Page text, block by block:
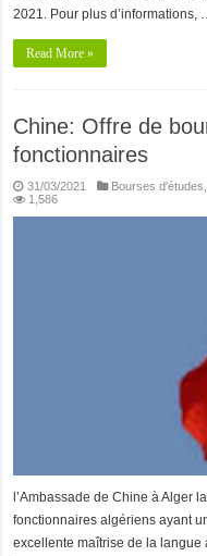
2021. Pour plus d’informations,
Read More »
Chine: Offre de
fonctionnaires
31/03/2021 Bourses d'études
1,586
l’Ambassade de Chine à Alger
fonctionnaires algériens ayant
excellente maîtrise de la